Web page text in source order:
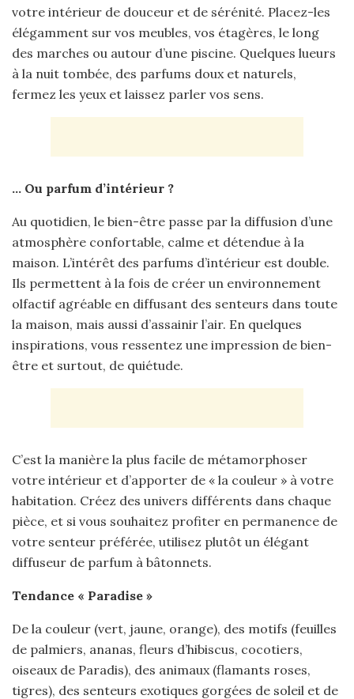
votre intérieur de douceur et de sérénité. Placez-les
élégamment sur vos meubles, vos étagères, le long
des marches ou autour d’une piscine. Quelques lueurs
à la nuit tombée, des parfums doux et naturels,
fermez les yeux et laissez parler vos sens.
… Ou parfum d’intérieur ?
Au quotidien, le bien-être passe par la diffusion d’une
atmosphère confortable, calme et détendue à la
maison. L’intérêt des parfums d’intérieur est double.
Ils permettent à la fois de créer un environnement
olfactif agréable en diffusant des senteurs dans toute
la maison, mais aussi d’assainir l’air. En quelques
inspirations, vous ressentez une impression de bien-
être et surtout, de quiétude.
C’est la manière la plus facile de métamorphoser
votre intérieur et d’apporter de « la couleur » à votre
habitation. Créez des univers différents dans chaque
pièce, et si vous souhaitez profiter en permanence de
votre senteur préférée, utilisez plutôt un élégant
diffuseur de parfum à bâtonnets.
Tendance « Paradise »
De la couleur (vert, jaune, orange), des motifs (feuilles
de palmiers, ananas, fleurs d’hibiscus, cocotiers,
oiseaux de Paradis), des animaux (flamants roses,
tigres), des senteurs exotiques gorgées de soleil et de